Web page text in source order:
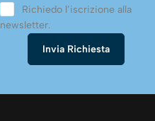
Richiedo l’iscrizione alla
newsletter.